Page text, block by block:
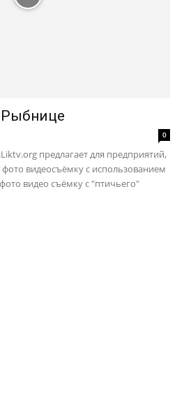
Рыбнице
0
предлагает для предприятий,
видеосъёмку с использованием
видео съёмку с "птичьего"